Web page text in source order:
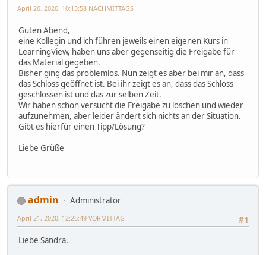
April 20, 2020, 10:13:58 NACHMITTAGS
Guten Abend,
eine Kollegin und ich führen jeweils einen eigenen Kurs in
LearningView, haben uns aber gegenseitig die Freigabe für
das Material gegeben.
Bisher ging das problemlos. Nun zeigt es aber bei mir an, dass
das Schloss geöffnet ist. Bei ihr zeigt es an, dass das Schloss
geschlossen ist und das zur selben Zeit.
Wir haben schon versucht die Freigabe zu löschen und wieder
aufzunehmen, aber leider ändert sich nichts an der Situation.
Gibt es hierfür einen Tipp/Lösung?
Liebe Grüße
admin
Administrator
#1
April 21, 2020, 12:26:49 VORMITTAG
Liebe Sandra,